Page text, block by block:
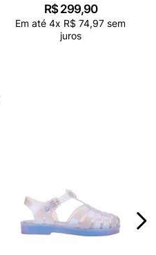
R$ 299,90
Em até 4x R$ 74,97 sem
juros